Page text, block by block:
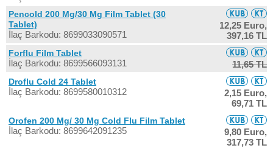
Pencold 200 Mg/30 Mg Film Tablet (30
Tablet)
İlaç Barkodu: 8699033090571
12,25 Euro,
397,16 TL
Forflu Film Tablet
İlaç Barkodu: 8699566093131 11,65 TL
Droflu Cold 24 Tablet
İlaç Barkodu: 8699580010312
2,15 Euro,
69,71 TL
Orofen 200 Mg/ 30 Mg Cold Flu Film Tablet
İlaç Barkodu: 8699642091235
9,80 Euro,
317,73 TL